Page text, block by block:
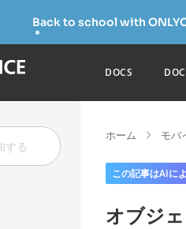
Back to school with
DOCS
ホーム モバ
この記事はAIに
オブジ